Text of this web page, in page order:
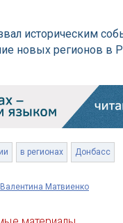
историческим
новых регионов в
в регионах Донбасс
Валентина Матвиенко